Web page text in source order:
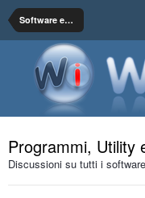
Software ed Utility
Programmi, Utility
Discussioni su tutti i